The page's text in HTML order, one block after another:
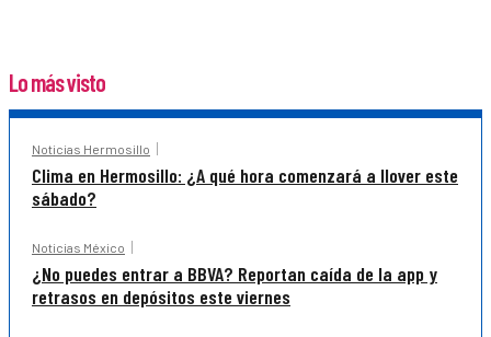
Lo más visto
Noticias Hermosillo
Clima en Hermosillo: ¿A qué hora comenzará a llover este
sábado?
Noticias México
¿No puedes entrar a BBVA? Reportan caída de la app y
retrasos en depósitos este viernes